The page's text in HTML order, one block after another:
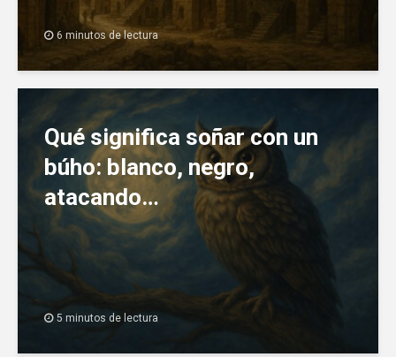
6 minutos de lectura
Qué significa soñar con un
búho: blanco, negro,
atacando…
5 minutos de lectura